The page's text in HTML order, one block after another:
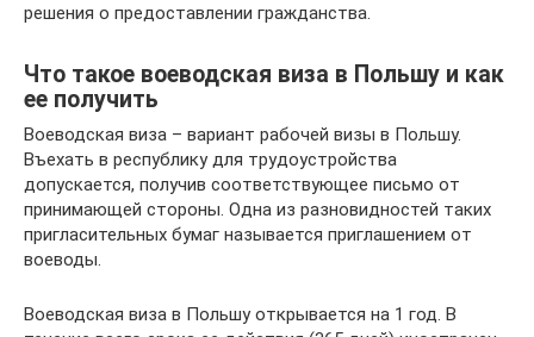
решения о предоставлении гражданства.
Что такое воеводская виза в Польшу и как
ее получить
Воеводская виза – вариант рабочей визы в Польшу.
Въехать в республику для трудоустройства
допускается, получив соответствующее письмо от
принимающей стороны. Одна из разновидностей таких
пригласительных бумаг называется приглашением от
воеводы.
Воеводская виза в Польшу открывается на 1 год. В